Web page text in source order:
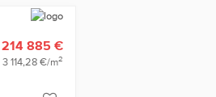
214 885 €
3 114,28 €/m2